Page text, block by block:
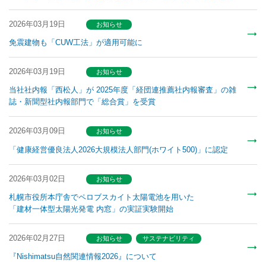
2026年03月19日 お知らせ
免震建物も「CUW工法」が適用可能に
2026年03月19日 お知らせ
当社社内報「西松人」が 2025年度「経団連推薦社内報審査」の雑
誌・新聞型社内報部門で「総合賞」を受賞
2026年03月09日 お知らせ
「健康経営優良法人2026大規模法人部門(ホワイト500)」に認定
2026年03月02日 お知らせ
札幌市役所本庁舎でペロブスカイト太陽電池を用いた
「建材一体型太陽光発電 内窓」の実証実験開始
2026年02月27日 お知らせ サステナビリティ
『Nishimatsu自然関連情報2026』について